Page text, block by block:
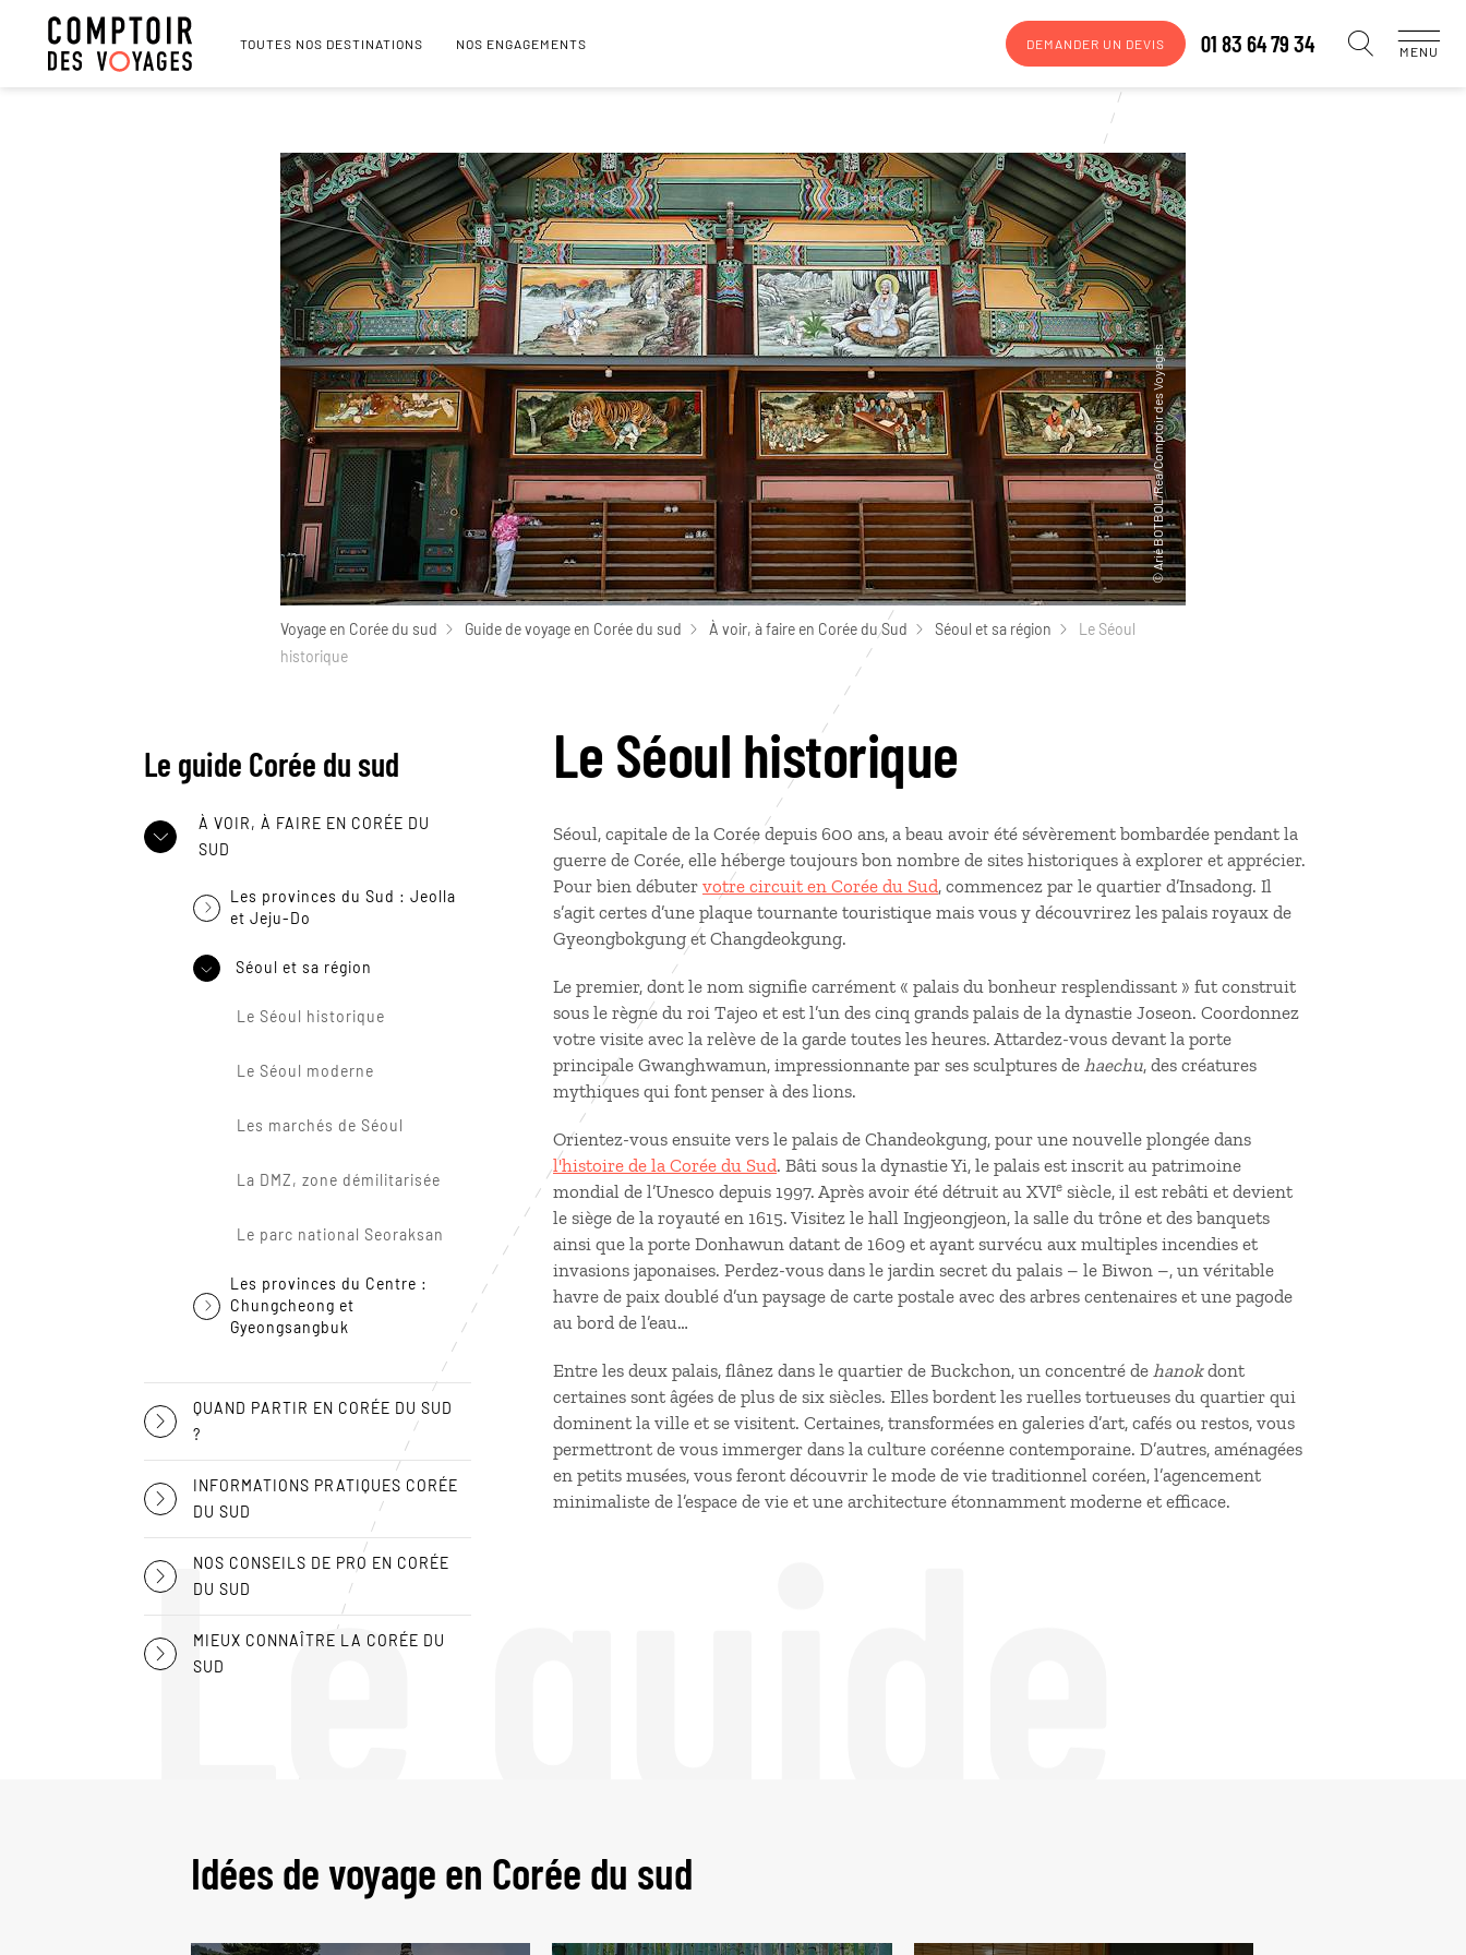
TOUTES NOS DESTINATIONS NOS ENGAGEMENTS DEMANDER UN DEVIS 01 83 64 79 34 MENU
Voyage en Corée du sud Guide de voyage en Corée du sud À voir, à faire en Corée du Sud Séoul et sa région
Le Séoul
historique
Le guide
Le guide Corée du sud
À VOIR, À FAIRE EN CORÉE DU
SUD
Les provinces du Sud : Jeolla
et Jeju-Do
Séoul et sa région
Le Séoul historique
Le Séoul moderne
Les marchés de Séoul
La DMZ, zone démilitarisée
Le parc national Seoraksan
Les provinces du Centre :
Chungcheong et
Gyeongsangbuk
QUAND PARTIR EN CORÉE DU SUD
?
INFORMATIONS PRATIQUES CORÉE
DU SUD
NOS CONSEILS DE PRO EN CORÉE
DU SUD
MIEUX CONNAÎTRE LA CORÉE DU
SUD
Le Séoul historique
Séoul, capitale de la Corée depuis 600 ans, a beau avoir été sévèrement bombardée pendant la
guerre de Corée, elle héberge toujours bon nombre de sites historiques à explorer et apprécier.
Pour bien débuter votre circuit en Corée du Sud, commencez par le quartier d’Insadong. Il
s’agit certes d’une plaque tournante touristique mais vous y découvrirez les palais royaux de
Gyeongbokgung et Changdeokgung.
Le premier, dont le nom signifie carrément « palais du bonheur resplendissant » fut construit
sous le règne du roi Tajeo et est l’un des cinq grands palais de la dynastie Joseon. Coordonnez
votre visite avec la relève de la garde toutes les heures. Attardez-vous devant la porte
principale Gwanghwamun, impressionnante par ses sculptures de haechu, des créatures
mythiques qui font penser à des lions.
Orientez-vous ensuite vers le palais de Chandeokgung, pour une nouvelle plongée dans
l'histoire de la Corée du Sud. Bâti sous la dynastie Yi, le palais est inscrit au patrimoine
mondial de l’Unesco depuis 1997. Après avoir été détruit au XVIe siècle, il est rebâti et devient
le siège de la royauté en 1615. Visitez le hall Ingjeongjeon, la salle du trône et des banquets
ainsi que la porte Donhawun datant de 1609 et ayant survécu aux multiples incendies et
invasions japonaises. Perdez-vous dans le jardin secret du palais – le Biwon –, un véritable
havre de paix doublé d’un paysage de carte postale avec des arbres centenaires et une pagode
au bord de l’eau…
Entre les deux palais, flânez dans le quartier de Buckchon, un concentré de hanokdont
certaines sont âgées de plus de six siècles. Elles bordent les ruelles tortueuses du quartier qui
dominent la ville et se visitent. Certaines, transformées en galeries d’art, cafés ou restos, vous
permettront de vous immerger dans la culture coréenne contemporaine. D’autres, aménagées
en petits musées, vous feront découvrir le mode de vie traditionnel coréen, l’agencement
minimaliste de l’espace de vie et une architecture étonnamment moderne et efficace.
Idées de voyage en Corée du sud